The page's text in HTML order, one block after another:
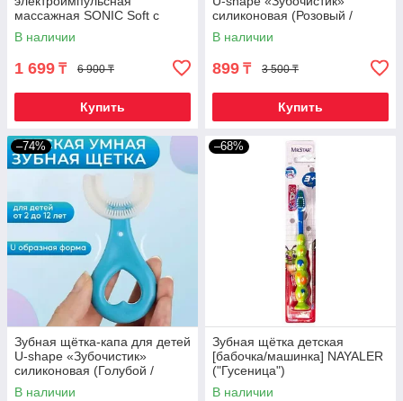
массажная SONIC Soft с
запасной насадкой (Sponge
Bob)
В наличии
1 699 ₸ 6 900 ₸
Купить
силиконовая (Розовый /
Сердце)
В наличии
899 ₸ 3 500 ₸
Купить
–74%
Зубная щётка-капа для детей
U-shape «Зубочистик»
силиконовая (Голубой /
Сердце)
В наличии
–68%
Зубная щётка детская
[бабочка/машинка] NAYALER
("Гусеница")
В наличии